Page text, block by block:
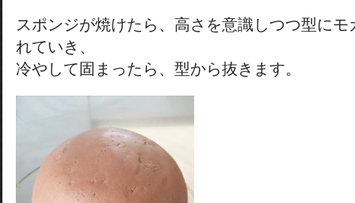
スポンジが焼けたら、高さを意識しつつ型に
れていき、
冷やして固まったら、型から抜きます。